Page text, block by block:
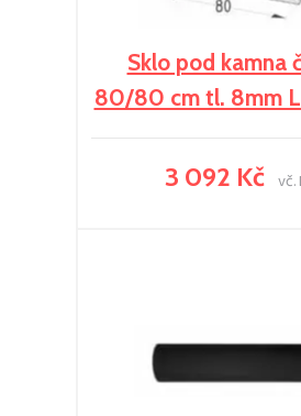
Sklo pod kamna
80/80 cm tl. 8mm
3 092 Kč vč.